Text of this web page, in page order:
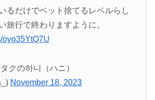
るだけでベット捨てるレベルらし
旅行で終わりますように。
oyo35YtQ7U
クの하니（ハニ）
November 18, 2023